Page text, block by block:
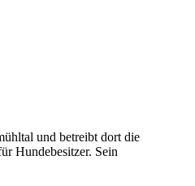
und betreibt dort die
Hundebesitzer. Sein